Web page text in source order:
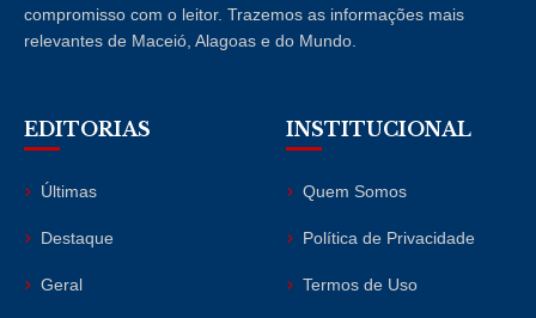
compromisso com o leitor. Trazemos as informações mais
relevantes de Maceió, Alagoas e do Mundo.
EDITORIAS
Últimas
Destaque
Geral
INSTITUCIONAL
Quem Somos
Política de Privacidade
Termos de Uso